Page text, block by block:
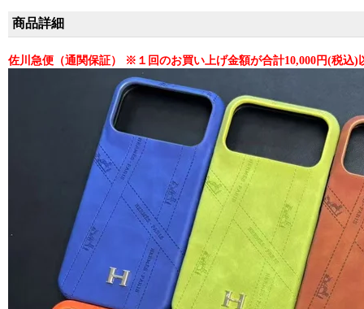
商品詳細
佐川急便（通関保証） ※１回のお買い上げ金額が合計10,000円(税込